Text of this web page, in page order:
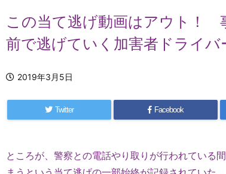
この当て逃げ動画はアウト！
前で逃げていく加害者ドライバ
2019年3月5日
Twitter Facebook
ところが、警察との電話やり取りが行われている